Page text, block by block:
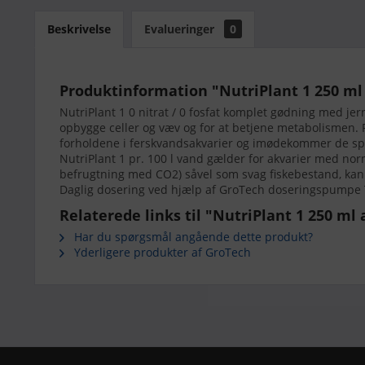
Beskrivelse Evalueringer 0
Produktinformation "NutriPlant 1 250
NutriPlant 1 0 nitrat / 0 fosfat komplet gødning med
opbygge celler og væv og for at betjene
forholdene i ferskvandsakvarier og imødekommer de
NutriPlant 1 pr. 100 l vand gælder for akvarier med
befrugtning med CO2) såvel som svag fiskebestand,
Daglig dosering ved hjælp af GroTech doseringspumpe
Relaterede links til "NutriPlant 1 250 ml
Har du spørgsmål angående dette produkt?
Yderligere produkter af GroTech